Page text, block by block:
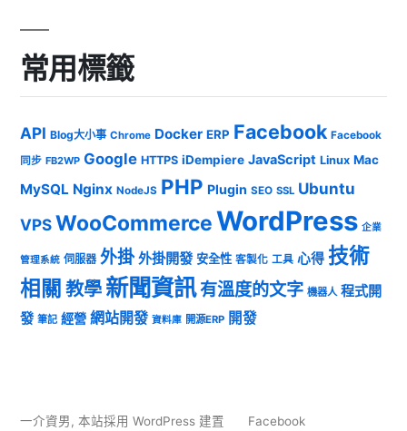
常用標籤
API Blog大小事 Chrome Docker ERP Facebook Facebook
同步 FB2WP Google HTTPS iDempiere JavaScript Linux Mac
MySQL Nginx NodeJS PHP Plugin SEO SSL Ubuntu
VPSWooCommerceWordPress 企業
管理系統 伺服器 外掛 外掛開發 安全性 客製化 工具 心得 技術
相關 教學 新聞資訊有溫度的文字 機器人 程式開
發 筆記 經營 網站開發 資料庫 開源ERP 開發
一介資男, 本站採用 WordPress 建置 Facebook